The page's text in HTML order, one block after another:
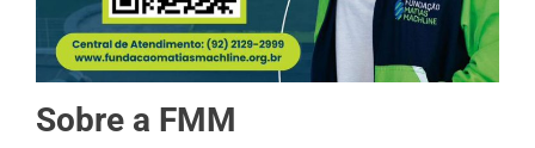
Sobre a FMM